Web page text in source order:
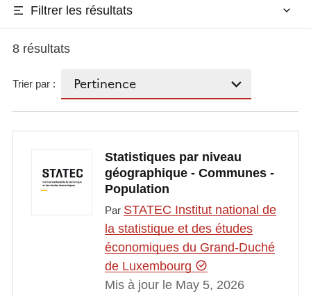
Filtrer les résultats
8 résultats
Trier par :
Statistiques par niveau
géographique - Communes -
Population
Par STATEC Institut national de
la statistique et des études
économiques du Grand-Duché
de Luxembourg
Mis à jour le May 5, 2026